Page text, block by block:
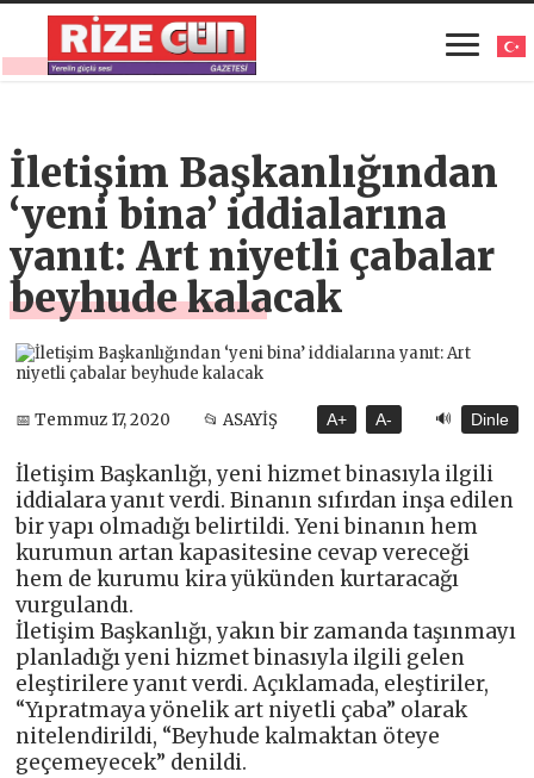
İletişim Başkanlığından
‘yeni bina’ iddialarına
yanıt: Art niyetli çabalar
beyhude kalacak
📅 Temmuz 17, 2020 📂 ASAYİŞ A+ A- 🔊 Dinle
İletişim Başkanlığı, yeni hizmet binasıyla ilgili
iddialara yanıt verdi. Binanın sıfırdan inşa edilen
bir yapı olmadığı belirtildi. Yeni binanın hem
kurumun artan kapasitesine cevap vereceği
hem de kurumu kira yükünden kurtaracağı
vurgulandı.
İletişim Başkanlığı, yakın bir zamanda taşınmayı
planladığı yeni hizmet binasıyla ilgili gelen
eleştirilere yanıt verdi. Açıklamada, eleştiriler,
“Yıpratmaya yönelik art niyetli çaba” olarak
nitelendirildi, “Beyhude kalmaktan öteye
geçemeyecek” denildi.